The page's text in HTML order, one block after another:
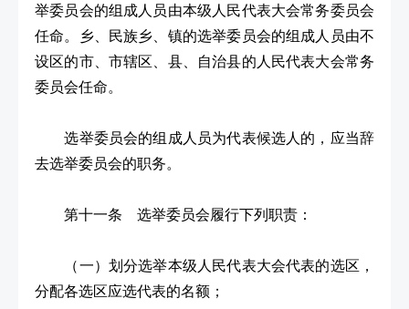
举委员会的组成人员由本级人民代表大会常务委员会
任命。乡、民族乡、镇的选举委员会的组成人员由不
设区的市、市辖区、县、自治县的人民代表大会常务
委员会任命。
选举委员会的组成人员为代表候选人的，应当辞
去选举委员会的职务。
第十一条 选举委员会履行下列职责：
（一）划分选举本级人民代表大会代表的选区，
分配各选区应选代表的名额；